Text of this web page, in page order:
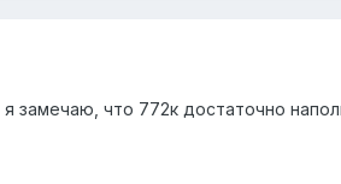
что 772к достаточно